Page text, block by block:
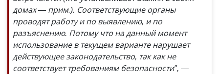
домах— прим.). Соответствующие органы
проводят работу и по выявлению, и по
разъяснению. Потому что на данный момент
использование в текущем варианте нарушает
действующее законодательство, так как не
соответствует требованиям безопасности", —